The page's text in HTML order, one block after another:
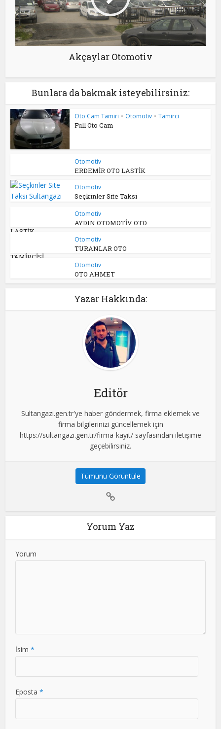
Akçaylar Otomotiv
Bunlara da bakmak isteyebilirsiniz:
Oto Cam Tamiri • Otomotiv • Tamirci
Full Oto Cam
Otomotiv
ERDEMİR OTO LASTİK
Otomotiv
Seçkinler Site Taksi
Otomotiv
AYDIN OTOMOTİV OTO
LASTİK
Otomotiv
TURANLAR OTO
TAMİRCİSİ
Otomotiv
OTO AHMET
Yazar Hakkında:
Editör
Sultangazi.gen.tr'ye haber göndermek, firma eklemek ve
firma bilgilerinizi güncellemek için
https://sultangazi.gen.tr/firma-kayit/ sayfasından iletişime
geçebilirsiniz.
Tümünü Görüntüle
Yorum Yaz
Yorum
İsim *
Eposta *